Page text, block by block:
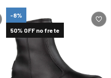
-8%
50% OFF no frete